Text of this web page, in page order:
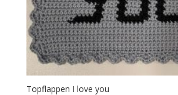
Topflappen I love you